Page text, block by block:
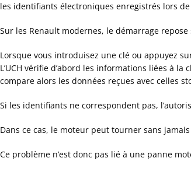
les identifiants électroniques enregistrés lors
Sur les Renault modernes, le démarrage
Lorsque vous introduisez une clé ou appuyez
L’UCH vérifie d’abord les informations liées à
compare alors les données reçues avec celles
Si les identifiants ne correspondent pas,
Dans ce cas, le moteur peut tourner sans
Ce problème n’est donc pas lié à une panne